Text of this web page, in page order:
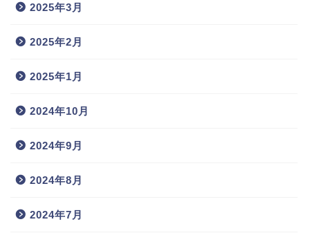
2025年3月
2025年2月
2025年1月
2024年10月
2024年9月
2024年8月
2024年7月